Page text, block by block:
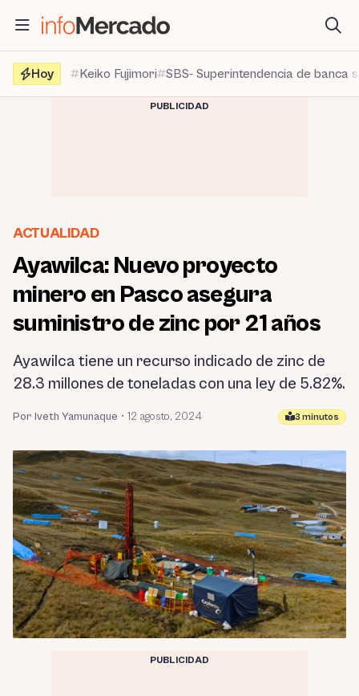
contenido
Hoy
Keiko Fujimori SBS- Superintendencia de banca
PUBLICIDAD
ACTUALIDAD
Ayawilca: Nuevo proyecto
minero en Pasco asegura
suministro de zinc por 21 años
Ayawilca tiene un recurso indicado de zinc de
28.3 millones de toneladas con una ley de 5.82%.
Por Iveth Yamunaque • 12 agosto, 2024 3 minutos
PUBLICIDAD